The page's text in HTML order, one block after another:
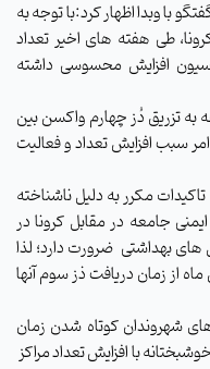
با وبدا اظهار کرد:با توجه به
طی هفته های اخیر تعداد
افزایش محسوسی داشته
به تزریق دُز چهارم واکسن بین
سبب افزایش تعداد و فعالیت
مکرر به دلیل ناشناخته
ضریب ایمنی جامعه در مقابل کرونا در
بهداشتی ضرورت دارد؛ لذا
از زمان دریافت ذز سوم آنها
شهروندان کوتاه شدن زمان
با افزایش تعداد مراکز